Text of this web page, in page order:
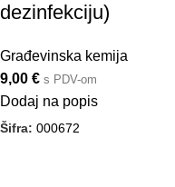
dezinfekciju)
Građevinska kemija
9,00 € s PDV-om
Dodaj na popis
Šifra: 000672